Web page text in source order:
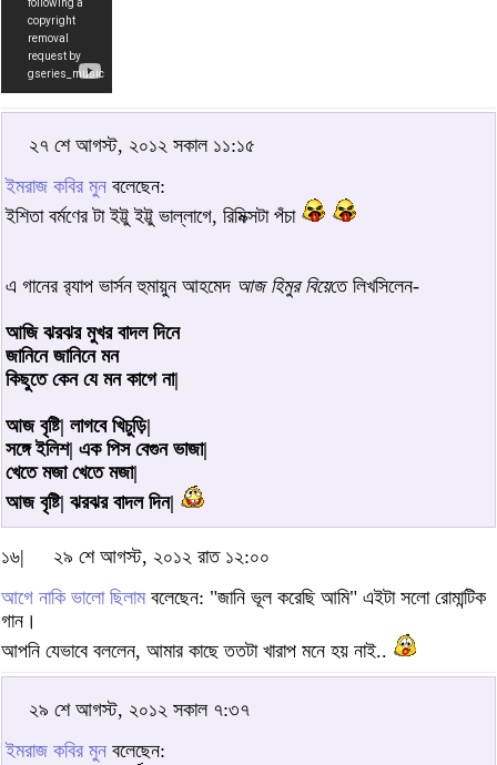
২৭ শে আগস্ট, ২০১২ সকাল ১১:১৫
ইমরাজ কবির মুন বলেছেন:
ইশিতা বর্মণের টা ইট্টু ইট্টু ভাল্লাগে, রিমিক্সটা পঁচা
এ গানের র‌্যাপ ভার্সন হুমায়ুন আহমেদ আজ হিমুর বিয়েতে লিখসিলেন-
আজি ঝরঝর মুখর বাদল দিনে
জানিনে জানিনে মন
কিছুতে কেন যে মন কাগে না|
আজ বৃষ্টি| লাগবে খিচুড়ি|
সঙ্গে ইলিশ| এক পিস বেগুন ভাজা|
খেতে মজা খেতে মজা|
আজ বৃষ্টি| ঝরঝর বাদল দিন|
১৬|
২৯ শে আগস্ট, ২০১২ রাত ১২:০০
আগে নাকি ভালো ছিলামবলেছেন: "জানি ভূল করেছি আমি" এইটা সলো রোমান্টিক
গান।
আপনি যেভাবে বললেন, আমার কাছে ততটা খারাপ মনে হয় নাই..
২৯ শে আগস্ট, ২০১২ সকাল ৭:৩৭
ইমরাজ কবির মুন বলেছেন: